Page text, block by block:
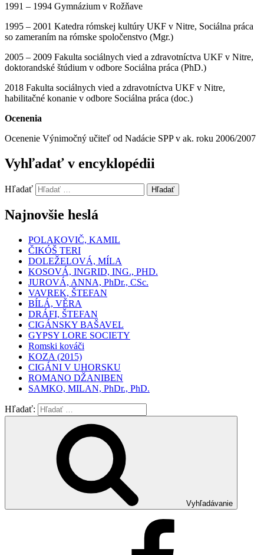
1991 – 1994 Gymnázium v Rožňave
1995 – 2001 Katedra rómskej kultúry UKF v Nitre, Sociálna práca
so zameraním na rómske spoločenstvo (Mgr.)
2005 – 2009 Fakulta sociálnych vied a zdravotníctva UKF v Nitre,
doktorandské štúdium v odbore Sociálna práca (PhD.)
2018 Fakulta sociálnych vied a zdravotníctva UKF v Nitre,
habilitačné konanie v odbore Sociálna práca (doc.)
Ocenenia
Ocenenie Výnimočný učiteľ od Nadácie SPP v ak. roku 2006/2007
Vyhľadať v encyklopédii
Hľadať Hľadať
Najnovšie heslá
POLAKOVIČ, KAMIL
ČIKÓŠ TERI
DOLEŽELOVÁ, MÍLA
KOSOVÁ, INGRID, ING., PHD.
JUROVÁ, ANNA, PhDr., CSc.
VAVREK, ŠTEFAN
BÍLÁ, VĚRA
DRÁFI, ŠTEFAN
CIGÁNSKY BAŠAVEL
GYPSY LORE SOCIETY
Romski kováči
KOZA (2015)
CIGÁNI V UHORSKU
ROMANO DŽANIBEN
SAMKO, MILAN, PhDr., PhD.
Hľadať:
Vyhľadávanie